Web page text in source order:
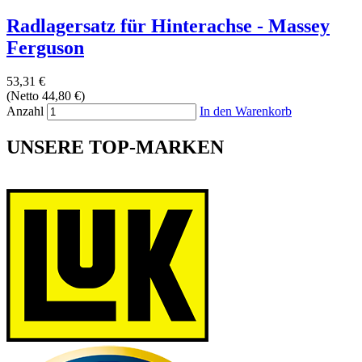
Radlagersatz für Hinterachse - Massey
Ferguson
53,31 €
(Netto 44,80 €)
Anzahl
In den Warenkorb
UNSERE TOP-MARKEN